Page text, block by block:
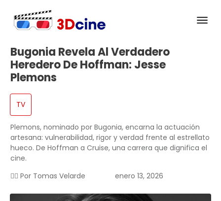
Bugonia Revela Al Verdadero
Heredero De Hoffman: Jesse
Plemons
TV
Plemons, nominado por Bugonia, encarna la actuación
artesana: vulnerabilidad, rigor y verdad frente al estrellato
hueco. De Hoffman a Cruise, una carrera que dignifica el
cine.
✍🏻 Por Tomas Velarde enero 13, 2026